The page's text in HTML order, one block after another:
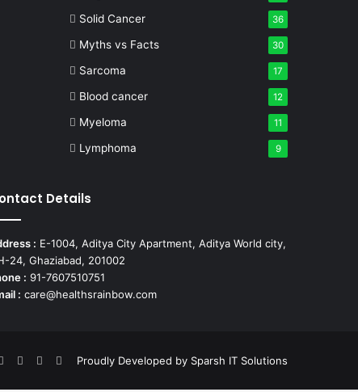
Solid Cancer 36
Myths vs Facts 30
Sarcoma 17
Blood cancer 12
Myeloma 11
Lymphoma 9
Details
: E-1004, Aditya City Apartment, Aditya World city,
24, Ghaziabad, 201002
: 91-7607510751
: care@healthsrainbow.com
Proudly Developed by Sparsh IT Solutions
LinkedInYouTubeInstagram
TikTok